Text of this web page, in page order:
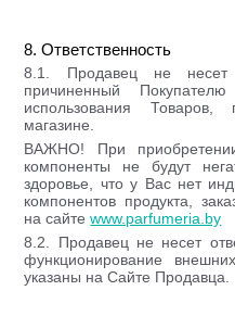
8. Ответственность
8.1. Продавец не несет
причиненный
использования
магазине.
ВАЖНО! При
компоненты не будут
здоровье, что у Вас нет
компонентов продукта,
на сайтеwww.parfumeria.by
8.2. Продавец не несет
функционирование
указаны на Сайте Продавца.